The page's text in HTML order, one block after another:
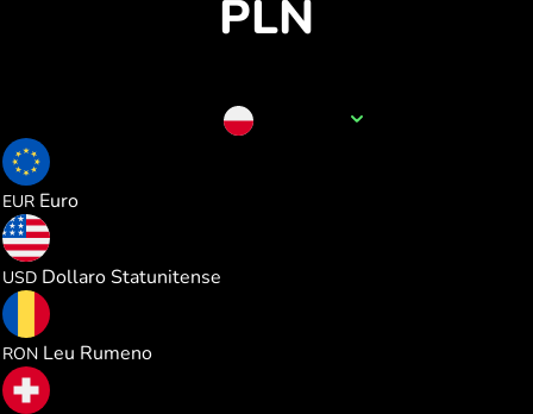
PLN
EUR Euro
USD Dollaro Statunitense
RON Leu Rumeno